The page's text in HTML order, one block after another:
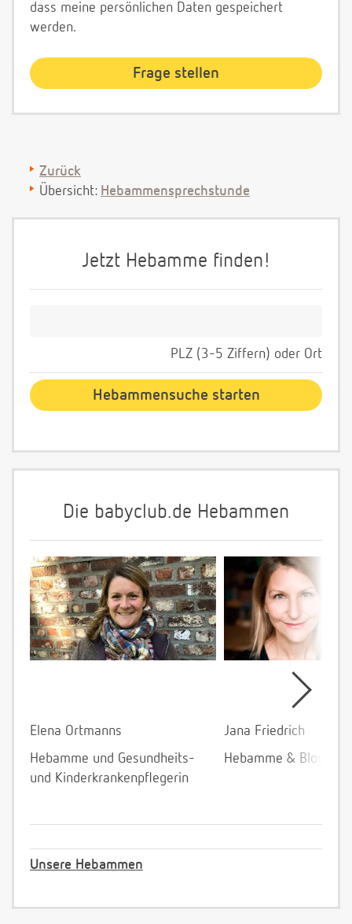
dass meine persönlichen Daten gespeichert
werden.
Zurück
Übersicht: Hebammensprechstunde
Jetzt Hebamme finden!
PLZ (3-5 Ziffern) oder Ort
Die babyclub.de Hebammen
Elena Ortmanns
Hebamme und Gesundheits-
und Kinderkrankenpflegerin
Jana Friedrich
Hebamme &
Unsere Hebammen